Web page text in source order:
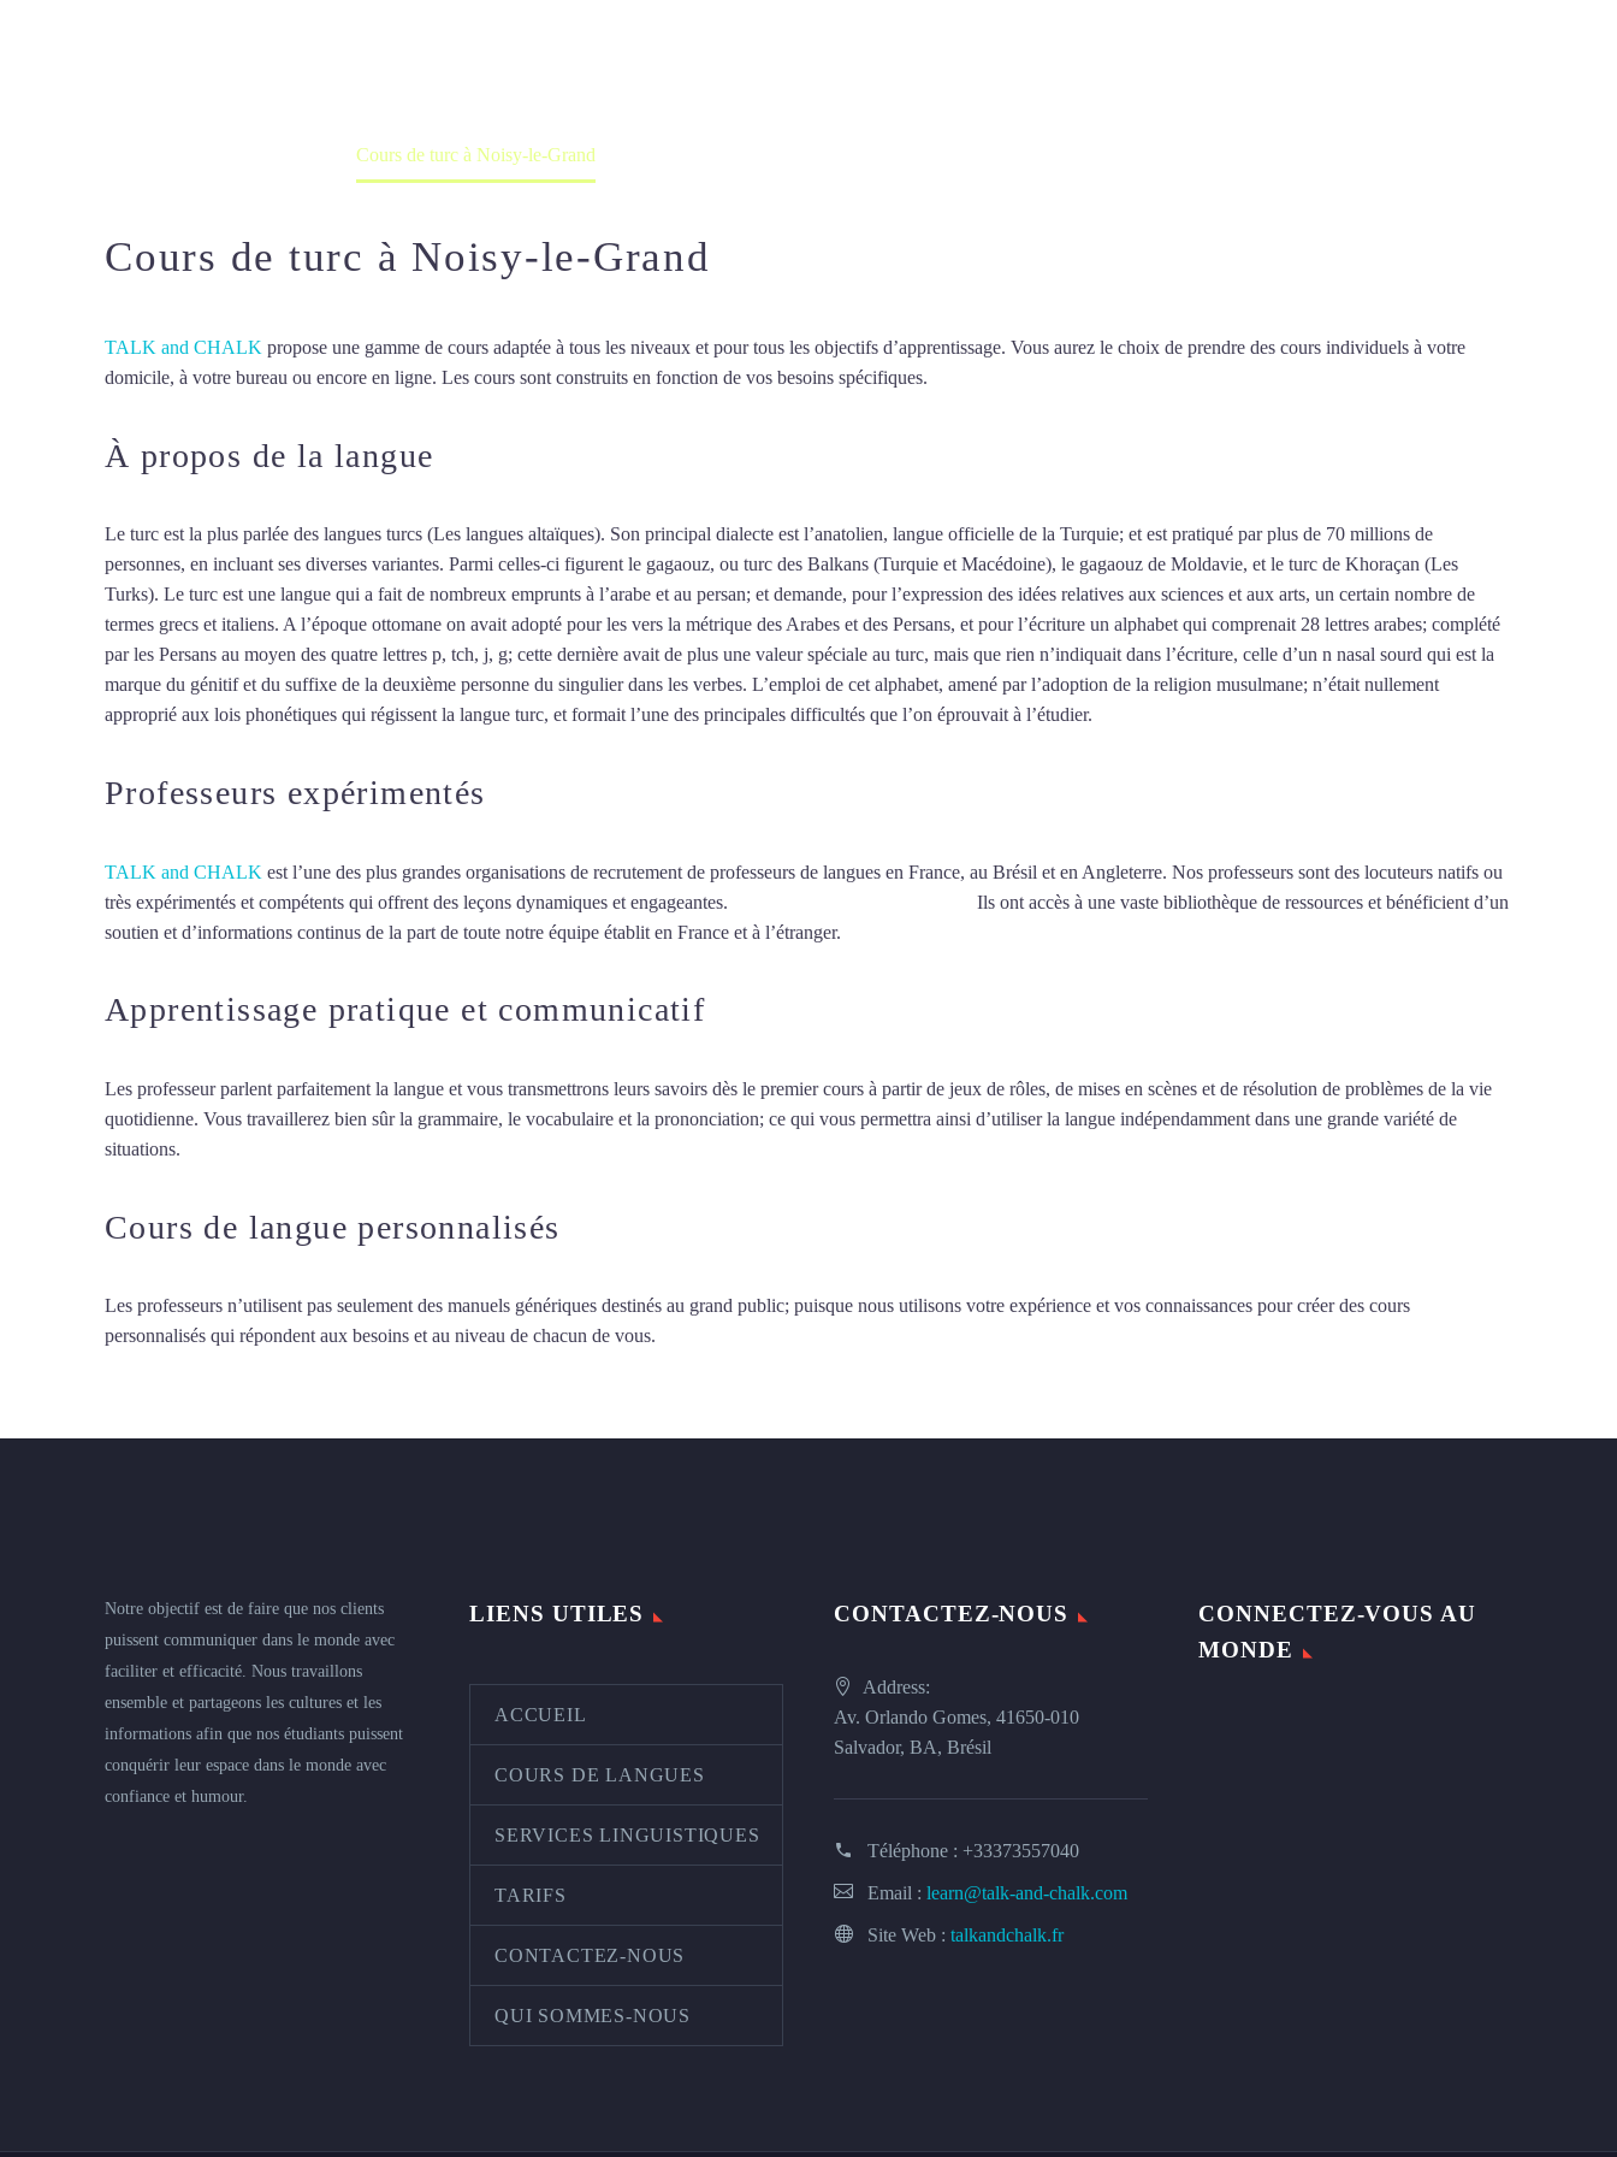
Cours de turc à Noisy-le-Grand
Cours de turc à Noisy-le-Grand
TALK and CHALK propose une gamme de cours adaptée à tous les niveaux et pour tous les objectifs d’apprentissage. Vous aurez le choix de prendre des cours individuels à votre
domicile, à votre bureau ou encore en ligne. Les cours sont construits en fonction de vos besoins spécifiques.
À propos de la langue
Le turc est la plus parlée des langues turcs (Les langues altaïques). Son principal dialecte est l’anatolien, langue officielle de la Turquie; et est pratiqué par plus de 70 millions de
personnes, en incluant ses diverses variantes. Parmi celles-ci figurent le gagaouz, ou turc des Balkans (Turquie et Macédoine), le gagaouz de Moldavie, et le turc de Khoraçan (Les
Turks). Le turc est une langue qui a fait de nombreux emprunts à l’arabe et au persan; et demande, pour l’expression des idées relatives aux sciences et aux arts, un certain nombre de
termes grecs et italiens. A l’époque ottomane on avait adopté pour les vers la métrique des Arabes et des Persans, et pour l’écriture un alphabet qui comprenait 28 lettres arabes; complété
par les Persans au moyen des quatre lettres p, tch, j, g; cette dernière avait de plus une valeur spéciale au turc, mais que rien n’indiquait dans l’écriture, celle d’un n nasal sourd qui est la
marque du génitif et du suffixe de la deuxième personne du singulier dans les verbes. L’emploi de cet alphabet, amené par l’adoption de la religion musulmane; n’était nullement
approprié aux lois phonétiques qui régissent la langue turc, et formait l’une des principales difficultés que l’on éprouvait à l’étudier.
Professeurs expérimentés
TALK and CHALK est l’une des plus grandes organisations de recrutement de professeurs de langues en France, au Brésil et en Angleterre. Nos professeurs sont des locuteurs natifs ou
très expérimentés et compétents qui offrent des leçons dynamiques et engageantes.
Ils ont accès à une vaste bibliothèque de ressources et bénéficient d’un
soutien et d’informations continus de la part de toute notre équipe établit en France et à l’étranger.
Apprentissage pratique et communicatif
Les professeur parlent parfaitement la langue et vous transmettrons leurs savoirs dès le premier cours à partir de jeux de rôles, de mises en scènes et de résolution de problèmes de la vie
quotidienne. Vous travaillerez bien sûr la grammaire, le vocabulaire et la prononciation; ce qui vous permettra ainsi d’utiliser la langue indépendamment dans une grande variété de
situations.
Cours de langue personnalisés
Les professeurs n’utilisent pas seulement des manuels génériques destinés au grand public; puisque nous utilisons votre expérience et vos connaissances pour créer des cours
personnalisés qui répondent aux besoins et au niveau de chacun de vous.
Notre objectif est de faire que nos clients
puissent communiquer dans le monde avec
faciliter et efficacité. Nous travaillons
ensemble et partageons les cultures et les
informations afin que nos étudiants puissent
conquérir leur espace dans le monde avec
confiance et humour.
LIENS UTILES
ACCUEIL
COURS DE LANGUES
SERVICES LINGUISTIQUES
TARIFS
CONTACTEZ-NOUS
QUI SOMMES-NOUS
CONTACTEZ-NOUS
Address:
Av. Orlando Gomes, 41650-010
Salvador, BA, Brésil
Téléphone : +33373557040
Email : learn@talk-and-chalk.com
Site Web : talkandchalk.fr
CONNECTEZ-VOUS AU
MONDE